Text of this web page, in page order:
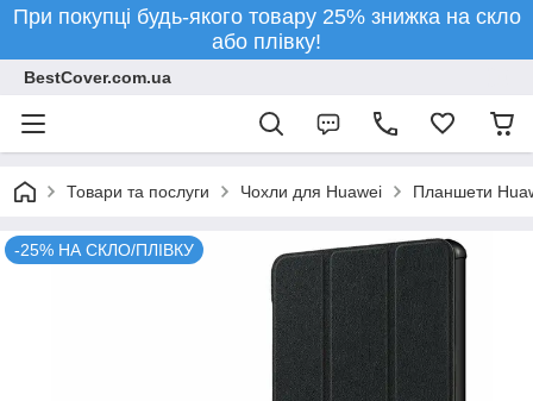
При покупці будь-якого товару 25% знижка на скло
або плівку!
BestCover.com.ua
Товари та послуги Чохли для Huawei Планшети
-25% НА СКЛО/ПЛІВКУ